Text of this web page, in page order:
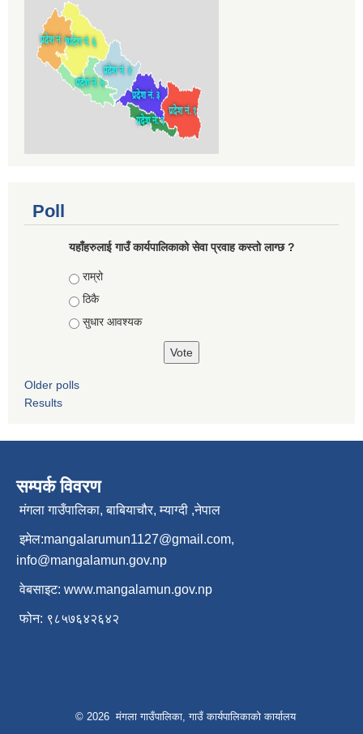
Poll
यहाँहरुलाई गाउँ कार्यपालिकाको सेवा प्रवाह कस्तो लाग्छ ?
Choices
राम्रो
ठिकै
सुधार आवश्यक
Older polls
Results
सम्पर्क विवरण
मंगला गाउँपालिका, बाबियाचौर, म्याग्दी ,नेपाल
इमेल:mangalarumun1127@gmail.com,
info@mangalamun.gov.np
वेबसाइट: www.mangalamun.gov.np
फोन: ९८५७६४२६४२
© 2026 मंगला गाउँपालिका, गाउँ कार्यपालिकाको कार्यालय